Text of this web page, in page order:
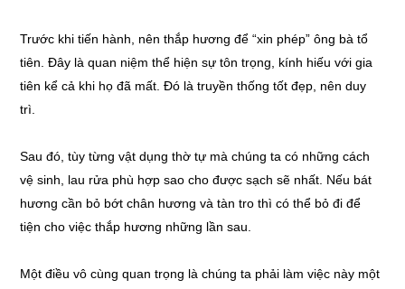
Trước khi tiến hành, nên thắp hương để “xin phép” ông bà tổ
tiên. Đây là quan niệm thể hiện sự tôn trọng, kính hiếu với gia
tiên kể cả khi họ đã mất. Đó là truyền thống tốt đẹp, nên duy
trì.
Sau đó, tùy từng vật dụng thờ tự mà chúng ta có những cách
vệ sinh, lau rửa phù hợp sao cho được sạch sẽ nhất. Nếu bát
hương cần bỏ bớt chân hương và tàn tro thì có thể bỏ đi để
tiện cho việc thắp hương những lần sau.
Một điều vô cùng quan trọng là chúng ta phải làm việc này một